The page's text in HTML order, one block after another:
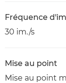
Fréquence
30 im./s
Mise au point
Mise au point